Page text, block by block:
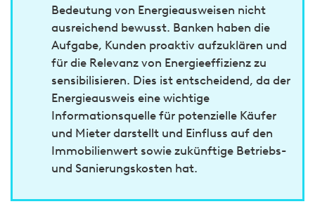
Bedeutung von Energieausweisen nicht
ausreichend bewusst. Banken haben die
Aufgabe, Kunden proaktiv aufzuklären und
für die Relevanz von Energieeffizienz zu
sensibilisieren. Dies ist entscheidend, da der
Energieausweis eine wichtige
Informationsquelle für potenzielle Käufer
und Mieter darstellt und Einfluss auf den
Immobilienwert sowie zukünftige Betriebs-
und Sanierungskosten hat.